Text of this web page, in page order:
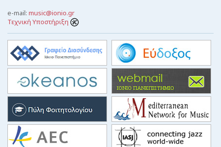
e-mail: music@ionio.gr
Τεχνική Υποστήριξη